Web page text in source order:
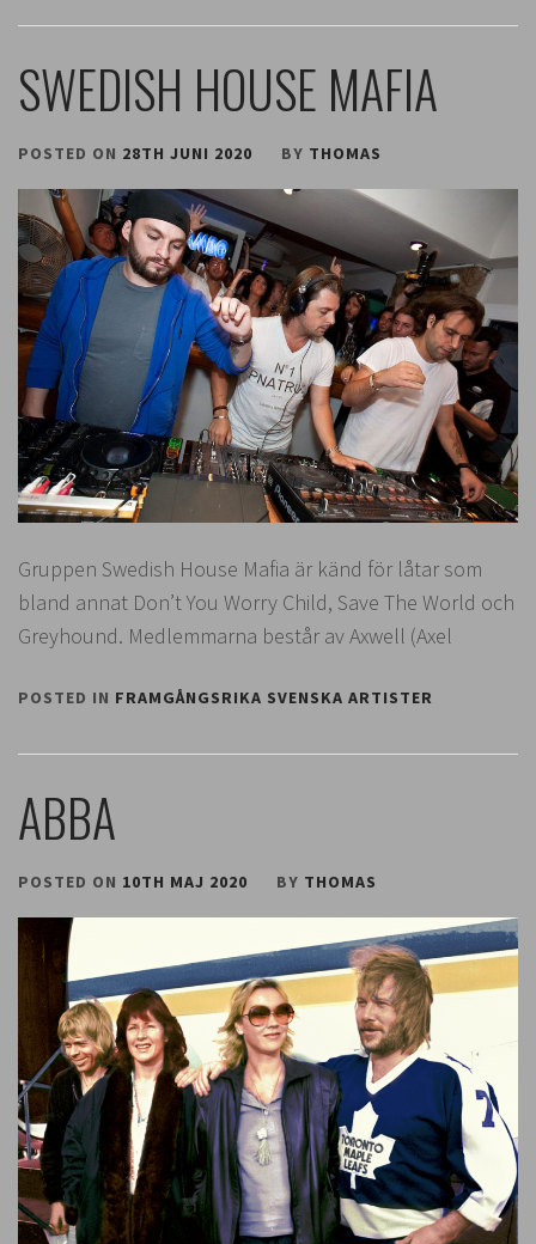
SWEDISH HOUSE MAFIA
POSTED ON 28TH JUNI 2020 BY THOMAS
Gruppen Swedish House Mafia är känd för låtar som
bland annat Don’t You Worry Child, Save The World och
Greyhound. Medlemmarna består av Axwell (Axel
POSTED IN FRAMGÅNGSRIKA SVENSKA ARTISTER
ABBA
POSTED ON 10TH MAJ 2020 BY THOMAS